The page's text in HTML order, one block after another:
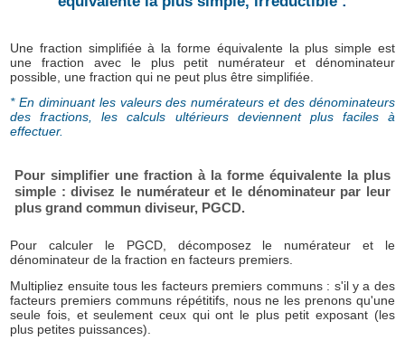
Une fraction simplifiée à la forme équivalente la plus simple est
une fraction avec le plus petit numérateur et dénominateur
possible, une fraction qui ne peut plus être simplifiée.
* En diminuant les valeurs des numérateurs et des dénominateurs
des fractions, les calculs ultérieurs deviennent plus faciles à
effectuer.
Pour simplifier une fraction à la forme équivalente la plus
simple : divisez le numérateur et le dénominateur par leur
plus grand commun diviseur, PGCD.
Pour calculer le PGCD, décomposez le numérateur et le
dénominateur de la fraction en facteurs premiers.
Multipliez ensuite tous les facteurs premiers communs : s'il y a des
facteurs premiers communs répétitifs, nous ne les prenons qu'une
seule fois, et seulement ceux qui ont le plus petit exposant (les
plus petites puissances).